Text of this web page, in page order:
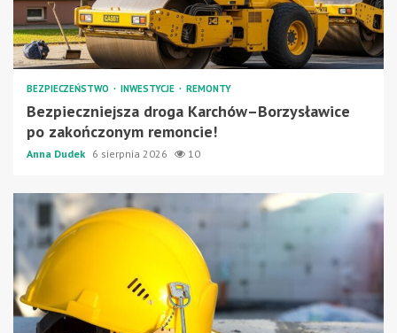
BEZPIECZEŃSTWO INWESTYCJE REMONTY
Bezpieczniejsza droga Karchów–Borzysławice
po zakończonym remoncie!
Anna Dudek 6 sierpnia 2026 10